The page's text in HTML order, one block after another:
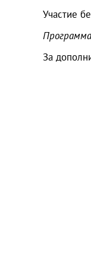
Участие
За